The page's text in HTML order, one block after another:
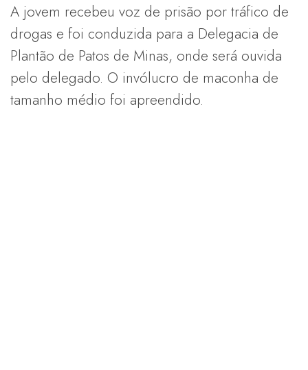
A jovem recebeu voz de prisão por tráfico de
drogas e foi conduzida para a Delegacia de
Plantão de Patos de Minas, onde será ouvida
pelo delegado. O invólucro de maconha de
tamanho médio foi apreendido.